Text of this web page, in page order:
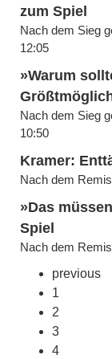
zum Spiel
Nach dem Sieg
12:05
»Warum
Nach dem Sieg
10:50
Kramer:
Nach dem
»Das
Spiel
Nach dem
previous
1
2
3
4